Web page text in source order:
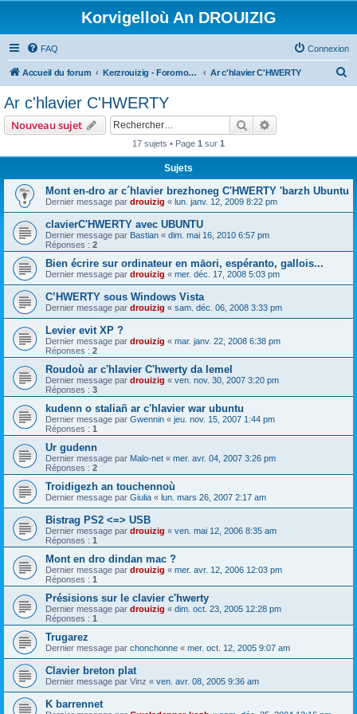
Korvigelloù An DROUIZIG
FAQ Connexion
Accueil du forum Kerzrouizig - Foromoù An Drouizig Ar c'hlavier C'HWERTY
Ar c'hlavier C'HWERTY
Nouveau sujet Rechercher
17 sujets • Page 1 sur 1
Sujets
Mont en-dro ar c´hlavier brezhoneg C'HWERTY 'barzh Ubuntu
Dernier message par drouizig « lun. janv. 12, 2009 8:22 pm
clavierC'HWERTY avec UBUNTU
Dernier message par Bastian « dim. mai 16, 2010 6:57 pm
Réponses : 2
Bien écrire sur ordinateur en māori, espéranto, gallois...
Dernier message par drouizig « mer. déc. 17, 2008 5:03 pm
C’HWERTY sous Windows Vista
Dernier message par drouizig « sam. déc. 06, 2008 3:33 pm
Levier evit XP ?
Dernier message par drouizig « mar. janv. 22, 2008 6:38 pm
Réponses : 2
Roudoù ar c'hlavier C'hwerty da lemel
Dernier message par drouizig « ven. nov. 30, 2007 3:20 pm
Réponses : 3
kudenn o staliañ ar c'hlavier war ubuntu
Dernier message par Gwennin « jeu. nov. 15, 2007 1:44 pm
Réponses : 1
Ur gudenn
Dernier message par Malo-net « mer. avr. 04, 2007 3:26 pm
Réponses : 2
Troidigezh an touchennoù
Dernier message par Giulia « lun. mars 26, 2007 2:17 am
Bistrag PS2 <=> USB
Dernier message par drouizig « ven. mai 12, 2006 8:35 am
Réponses : 1
Mont en dro dindan mac ?
Dernier message par drouizig « mer. avr. 12, 2006 12:03 pm
Réponses : 1
Présisions sur le clavier c'hwerty
Dernier message par drouizig « dim. oct. 23, 2005 12:28 pm
Réponses : 1
Trugarez
Dernier message par chonchonne « mer. oct. 12, 2005 9:07 am
Clavier breton plat
Dernier message par Vinz « ven. avr. 08, 2005 9:36 am
K barrennet